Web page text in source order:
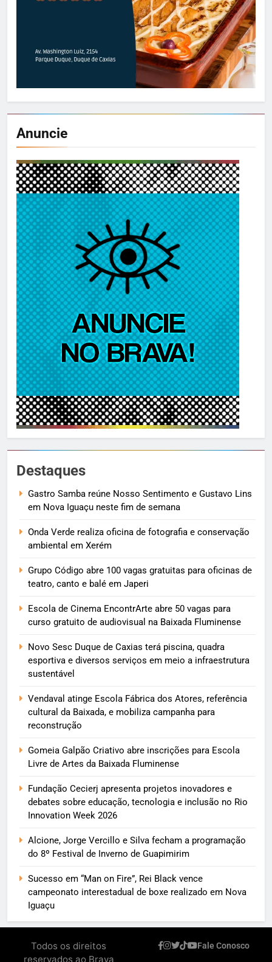
Anuncie
Destaques
Gastro Samba reúne Nosso Sentimento e Gustavo Lins
em Nova Iguaçu neste fim de semana
Onda Verde realiza oficina de fotografia e conservação
ambiental em Xerém
Grupo Código abre 100 vagas gratuitas para oficinas de
teatro, canto e balé em Japeri
Escola de Cinema EncontrArte abre 50 vagas para
curso gratuito de audiovisual na Baixada Fluminense
Novo Sesc Duque de Caxias terá piscina, quadra
esportiva e diversos serviços em meio a infraestrutura
sustentável
Vendaval atinge Escola Fábrica dos Atores, referência
cultural da Baixada, e mobiliza campanha para
reconstrução
Gomeia Galpão Criativo abre inscrições para Escola
Livre de Artes da Baixada Fluminense
Fundação Cecierj apresenta projetos inovadores e
debates sobre educação, tecnologia e inclusão no Rio
Innovation Week 2026
Alcione, Jorge Vercillo e Silva fecham a programação
do 8º Festival de Inverno de Guapimirim
Sucesso em “Man on Fire”, Rei Black vence
campeonato interestadual de boxe realizado em Nova
Iguaçu
Todos os direitos
reservados ao Brava
Fale Conosco